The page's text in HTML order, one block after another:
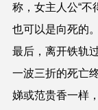
称，女主人公“不
也可以是向死的
最后，离开铁轨
一波三折的死亡
娣或范贵香一样